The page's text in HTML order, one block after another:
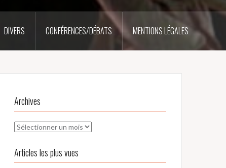
DIVERS CONFÉRENCES/DÉBATS MENTIONS LÉGALES
Archives
Archives
Articles les plus vues